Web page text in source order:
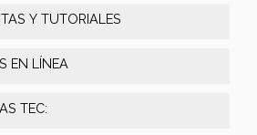
Y TUTORIALES
EN LÍNEA
TEC: